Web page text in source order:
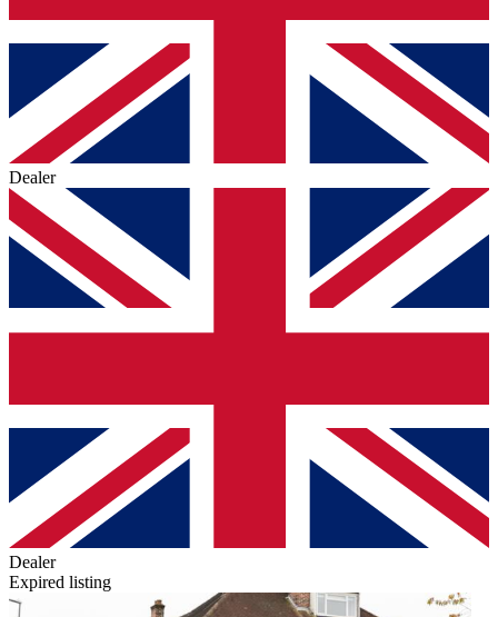
Dealer
Dealer
Expired listing